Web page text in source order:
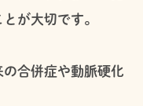
が大切です。
合併症や動脈硬化